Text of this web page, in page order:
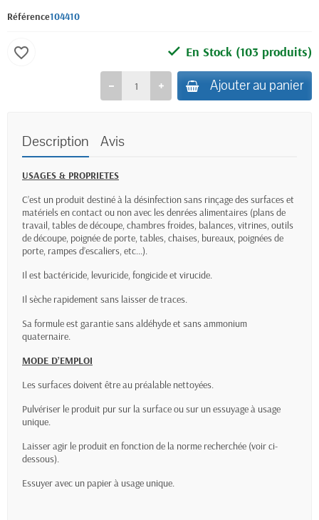
Référence104410
En Stock (103 produits)
Ajouter au panier
favorite_border
Description Avis
USAGES & PROPRIETES
C’est un produit destiné à la désinfection sans rinçage des surfaces et
matériels en contact ou non avec les denrées alimentaires (plans de
travail, tables de découpe, chambres froides, balances, vitrines, outils
de découpe, poignée de porte, tables, chaises, bureaux, poignées de
porte, rampes d’escaliers, etc...).
Il est bactéricide, levuricide, fongicide et virucide.
Il sèche rapidement sans laisser de traces.
Sa formule est garantie sans aldéhyde et sans ammonium
quaternaire.
MODE D’EMPLOI
Les surfaces doivent être au préalable nettoyées.
Pulvériser le produit pur sur la surface ou sur un essuyage à usage
unique.
Laisser agir le produit en fonction de la norme recherchée (voir ci-
dessous).
Essuyer avec un papier à usage unique.